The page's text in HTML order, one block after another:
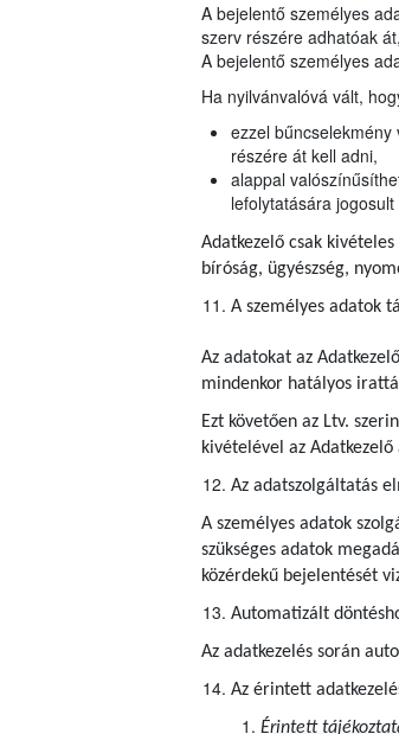
A bejelentő személyes
szerv részére adhatóak
A bejelentő személyes
Ha nyilvánvalóvá vált,
ezzel
részére át kell adni,
alappal
lefolytatására
Adatkezelő csak
bíróság, ügyészség,
A személyes adatok
Az adatokat az
mindenkor hatályos
Ezt követően az Ltv.
kivételével az
Az adatszolgáltatás
A személyes adatok
szükséges adatok
közérdekű bejelentését
Automatizált
Az adatkezelés során
Az érintett
Érintett